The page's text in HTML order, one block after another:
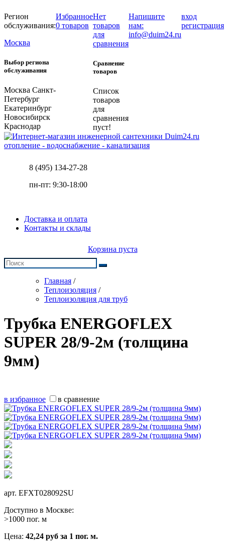
Регион
обслуживания:
Москва
Выбор региона
обслуживания
Москва Санкт-
Петербург
Екатеринбург
Новосибирск
Краснодар
Избранное
0 товаров
Нет
товаров
для
сравнения
Сравнение
товаров
Список
товаров
для
сравнения
пуст!
Напишите
нам:
info@duim24.ru
вход
регистрация
отопление - водоснабжение - канализация
8 (495) 134-27-28
пн-пт: 9:30-18:00
Доставка и оплата
Контакты и склады
Корзина пуста
Главная /
Теплоизоляция /
Теплоизоляция для труб
Трубка ENERGOFLEX
SUPER 28/9-2м (толщина
9мм)
в избранное в сравнение
арт. EFXT028092SU
Доступно в Москве:
>1000 пог. м
Цена: 42,24 руб за 1 пог. м.